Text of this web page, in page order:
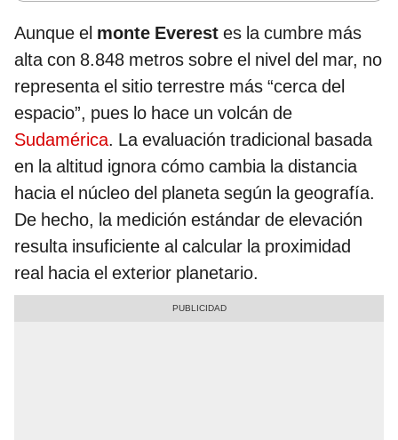
Aunque el monte Everest es la cumbre más
alta con 8.848 metros sobre el nivel del mar, no
representa el sitio terrestre más “cerca del
espacio”, pues lo hace un volcán de
Sudamérica. La evaluación tradicional basada
en la altitud ignora cómo cambia la distancia
hacia el núcleo del planeta según la geografía.
De hecho, la medición estándar de elevación
resulta insuficiente al calcular la proximidad
real hacia el exterior planetario.